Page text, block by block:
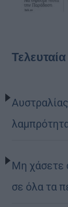
Μη χάσετε
σε όλα τα